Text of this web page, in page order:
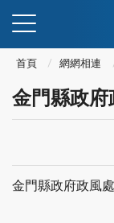
首頁 網網相連
金門縣政府
金門縣政府政風處